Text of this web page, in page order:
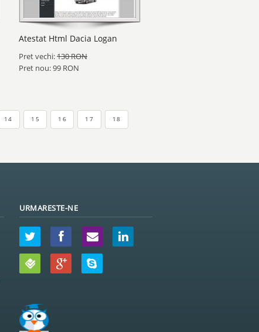
Atestat Html Dacia Logan
Pret vechi:130 RON
Pret nou: 99 RON
14 15 16 17 18
URMARESTE-NE